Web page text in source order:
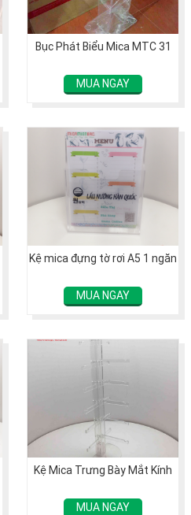
Bục Phát Biểu Mica MTC 31
MUA NGAY
Kệ mica đựng tờ rơi A5 1 ngăn
MUA NGAY
Kệ Mica Trưng Bày Mắt Kính
MUA NGAY